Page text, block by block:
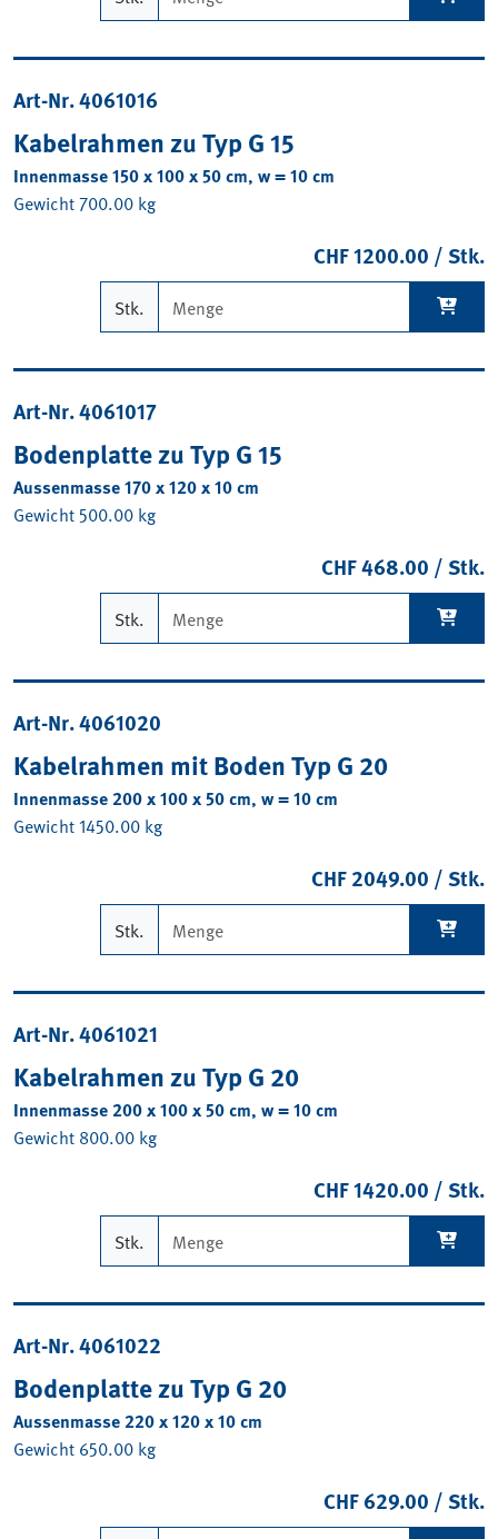
Art-Nr. 4061016
Kabelrahmen zu Typ G 15
Innenmasse 150 x 100 x 50 cm, w = 10 cm
Gewicht 700.00 kg
CHF 1200.00 / Stk.
Stk.
Art-Nr. 4061017
Bodenplatte zu Typ G 15
Aussenmasse 170 x 120 x 10 cm
Gewicht 500.00 kg
CHF 468.00 / Stk.
Stk.
Art-Nr. 4061020
Kabelrahmen mit Boden Typ G 20
Innenmasse 200 x 100 x 50 cm, w = 10 cm
Gewicht 1450.00 kg
CHF 2049.00 / Stk.
Stk.
Art-Nr. 4061021
Kabelrahmen zu Typ G 20
Innenmasse 200 x 100 x 50 cm, w = 10 cm
Gewicht 800.00 kg
CHF 1420.00 / Stk.
Stk.
Art-Nr. 4061022
Bodenplatte zu Typ G 20
Aussenmasse 220 x 120 x 10 cm
Gewicht 650.00 kg
CHF 629.00 / Stk.